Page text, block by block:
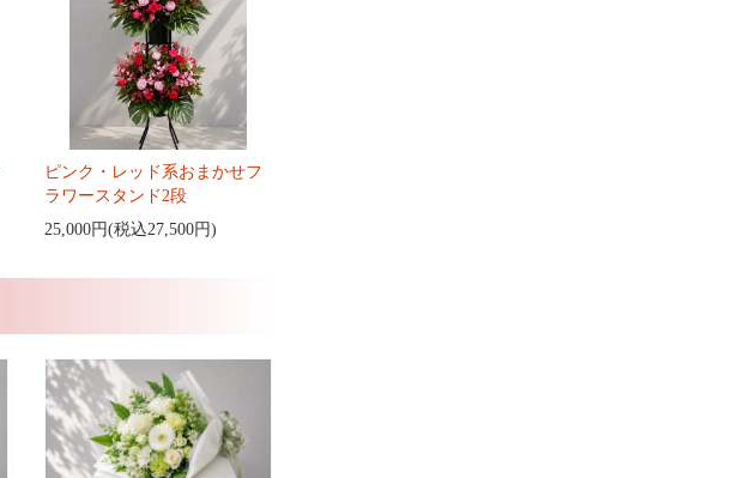
ピンク・レッド系おまかせフ
ラワースタンド2段
25,000円(税込27,500円)